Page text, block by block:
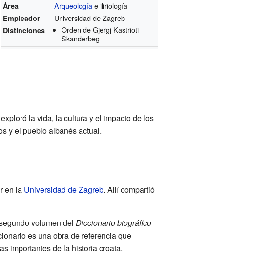
Área Arqueologíae iliriología
Empleador Universidad de Zagreb
Distinciones
Orden de Gjergj Kastrioti
Skanderbeg
la vida, la cultura y el impacto de los
y el pueblo albanés actual.
en la Universidad de Zagreb. Allí compartió
volumen del Diccionario biográfico
es una obra de referencia que
importantes de la historia croata.